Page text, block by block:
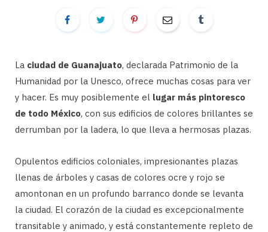
La ciudad de Guanajuato, declarada Patrimonio de la
Humanidad por la Unesco, ofrece muchas cosas para ver
y hacer. Es muy posiblemente el lugar más pintoresco
de todo México, con sus edificios de colores brillantes se
derrumban por la ladera, lo que lleva a hermosas plazas.
Opulentos edificios coloniales, impresionantes plazas
llenas de árboles y casas de colores ocre y rojo se
amontonan en un profundo barranco donde se levanta
la ciudad. El corazón de la ciudad es excepcionalmente
transitable y animado, y está constantemente repleto de